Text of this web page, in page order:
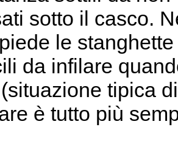
sotto il casco.
le
da infilare
tipica
è tutto più